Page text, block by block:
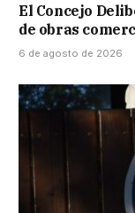
El Concejo
de obras
6 de agosto de 2026